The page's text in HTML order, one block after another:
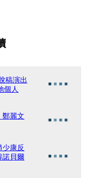
稿演出
個人
麗文
康反
諾貝爾